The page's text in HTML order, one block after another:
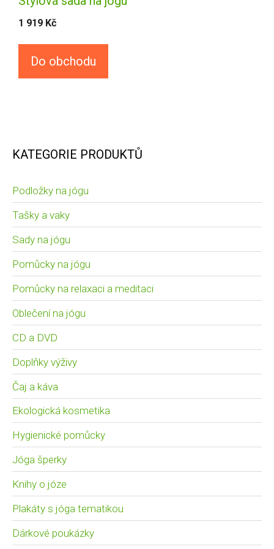
1 919 Kč
Do obchodu
KATEGORIE PRODUKTŮ
Podložky na jógu
Tašky a vaky
Sady na jógu
Pomůcky na jógu
Pomůcky na relaxaci a meditaci
Oblečení na jógu
CD a DVD
Doplňky výživy
Čaj a káva
Ekologická kosmetika
Hygienické pomůcky
Jóga šperky
Knihy o józe
Plakáty s jóga tematikou
Dárkové poukázky